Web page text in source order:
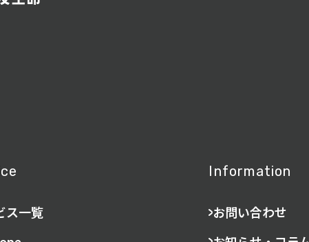
ス一覧
Information
お問い合わせ